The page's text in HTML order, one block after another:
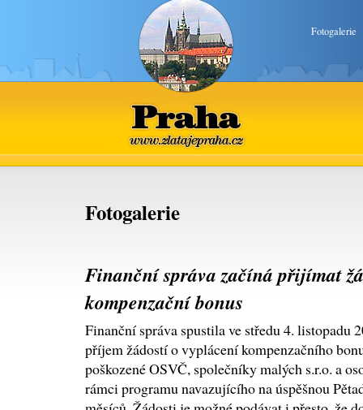
Fotogalerie
Praha
www.zlatajepraha.cz
Fotogalerie
Finanční správa začíná přijímat
kompenzační bonus
Finanční správa spustila ve středu 4. listopadu
příjem žádostí o vyplácení kompenzačního
poškozené OSVČ, společníky malých s.r.o. a
rámci programu navazujícího na úspěšnou